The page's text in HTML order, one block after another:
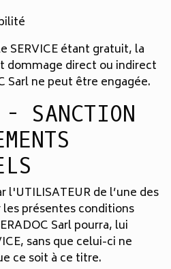
SERVICE étant gratuit, la
dommage direct ou indirect
Sarl ne peut être engagée.
SANCTION
l'UTILISATEUR de l’une des
présentes conditions
Sarl pourra, lui
sans que celui-ci ne
ce soit à ce titre.